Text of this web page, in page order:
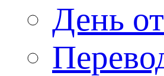
День